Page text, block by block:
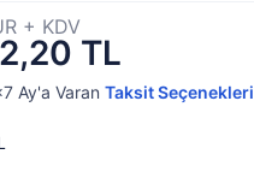
TL
+ KDV
Ay'a Varan Taksit Seçenekleri